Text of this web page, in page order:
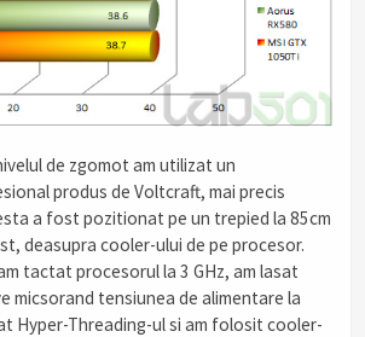
de zgomot am utilizat un
produs de Voltcraft, mai precis
a fost pozitionat pe un trepied la 85cm
deasupra cooler-ului de pe procesor.
tactat procesorul la 3 GHz, am lasat
micsorand tensiunea de alimentare la
Hyper-Threading-ul si am folosit cooler-